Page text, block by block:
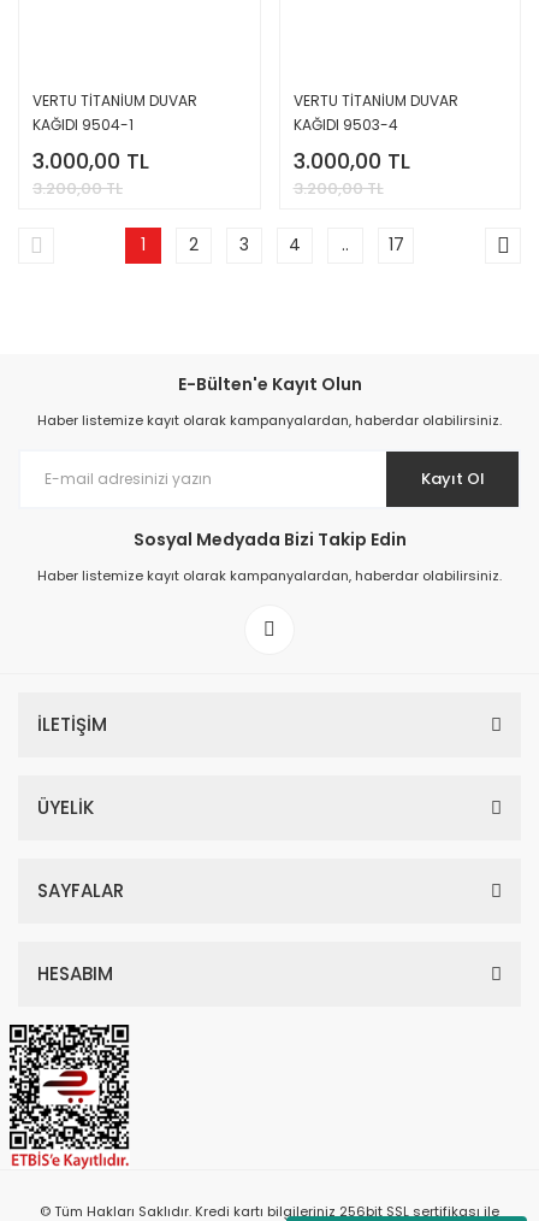
VERTU TİTANİUM DUVAR
KAĞIDI 9504-1
3.000,00 TL
3.200,00 TL
VERTU TİTANİUM DUVAR
KAĞIDI 9503-4
3.000,00 TL
3.200,00 TL
1 2 3 4 .. 17
E-Bülten'e Kayıt Olun
Haber listemize kayıt olarak kampanyalardan, haberdar olabilirsiniz.
Kayıt Ol
Sosyal Medyada Bizi Takip Edin
Haber listemize kayıt olarak kampanyalardan, haberdar olabilirsiniz.
İLETİŞİM
ÜYELİK
SAYFALAR
HESABIM
© Tüm Hakları Saklıdır. Kredi kartı bilgileriniz 256bit SSL sertifikası ile